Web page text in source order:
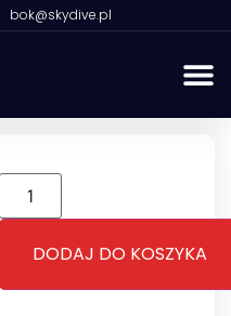
bok@skydive.pl
DODAJ DO KOSZYKA